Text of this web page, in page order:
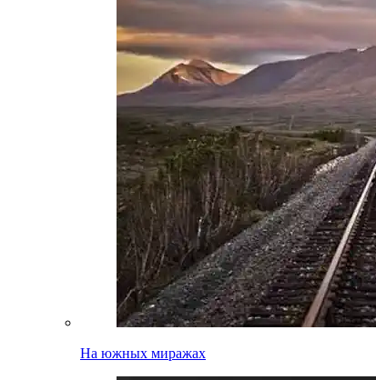
На южных миражах